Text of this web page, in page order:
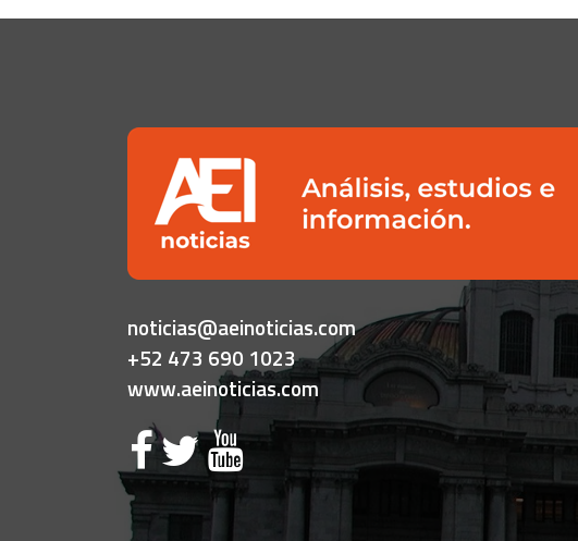
noticias@aeinoticias.com
+52 473 690 1023
www.aeinoticias.com